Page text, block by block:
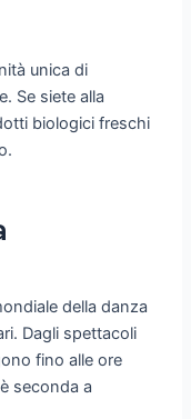
unica di
Se siete alla
biologici freschi
della danza
Dagli spettacoli
fino alle ore
seconda a